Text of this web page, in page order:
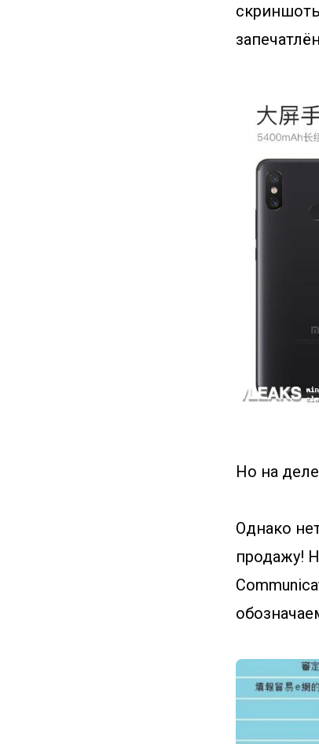
Но на
Однако
продажу!